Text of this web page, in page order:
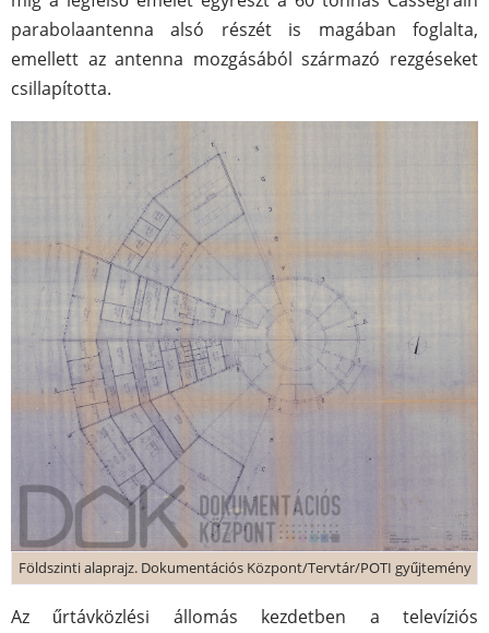
parabolaantenna alsó részét is magában foglalta,
emellett az antenna mozgásából származó rezgéseket
csillapította.
Földszinti alaprajz. Dokumentációs Központ/Tervtár/POTI gyűjtemény
Az űrtávközlési állomás kezdetben a televíziós